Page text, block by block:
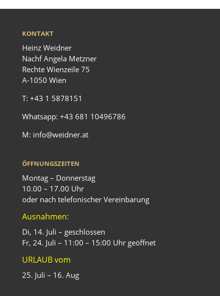
KONTAKT
Heinz Weidner
Nachf Angela Metzner
Rechte Wienzeile 75
A-1050 Wien
T: +43 1 5878151
Whatsapp: +43 681 10496786
M: info@weidner.at
ÖFFNUNGSZEITEN
Montag – Donnerstag
10.00 – 17.00 Uhr
oder nach telefonischer Vereinbarung
Ausnahmen:
Di, 14. Juli – geschlossen
Fr, 24. Juli – 11:00 – 15:00 Uhr geöffnet
URLAUB vom
25. Juli – 16. Aug